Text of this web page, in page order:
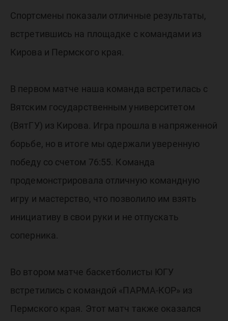
Спортсмены показали отличные результаты,
встретившись на площадке с командами из
Кирова и Пермского края.
В первом матче наша команда встретилась с
Вятским государственным университетом
(ВятГУ) из Кирова. Игра прошла в напряженной
борьбе, но в итоге мы одержали уверенную
победу со счетом 76:55. Команда
продемонстрировала отличную командную
игру и мастерство, что позволило им взять
инициативу в свои руки и не отпускать
соперника.
Во втором матче баскетболисты ЮГУ
встретились с командой «ПАРМА-КОР» из
Пермского края. Этот матч также оказался